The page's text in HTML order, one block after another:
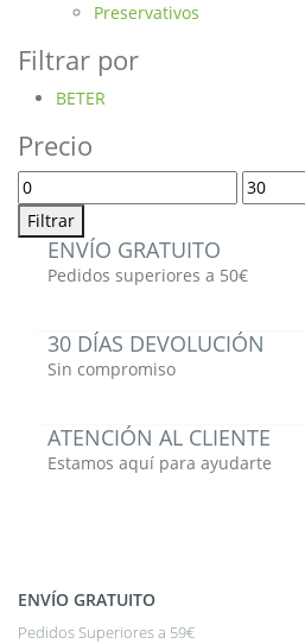
Preservativos
Filtrar por
BETER
Precio
Precio
mínimo
Precio
máximo
Filtrar
ENVÍO GRATUITO
Pedidos superiores a 50€
30 DÍAS DEVOLUCIÓN
Sin compromiso
ATENCIÓN AL CLIENTE
Estamos aquí para ayudarte
ENVÍO GRATUITO
Pedidos Superiores a 59€